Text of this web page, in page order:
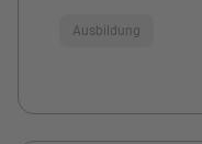
Ausbildung